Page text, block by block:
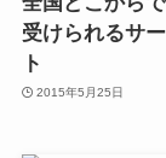
受けられるサ
ト
2015年5月25日